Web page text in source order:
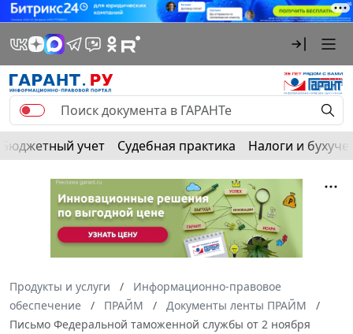
Бюджетный учет Судебная практика Налоги и
Продукты и услуги
Информационно-правовое
обеспечение
ПРАЙМ
Документы ленты ПРАЙМ
Письмо Федеральной таможенной службы от 2 ноября